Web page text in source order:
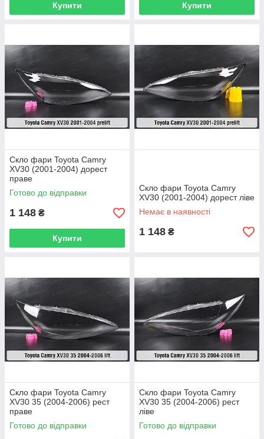
Купити Купити
Скло фари Toyota Camry
XV30 (2001-2004) дорест
праве
Готово до відправки
1 148 ₴
Купити
Скло фари Toyota Camry
XV30 (2001-2004) дорест ліве
Немає в наявності
1 148 ₴
Скло фари Toyota Camry
XV30 35 (2004-2006) рест
праве
Готово до відправки
Скло фари Toyota Camry
XV30 35 (2004-2006) рест
ліве
Готово до відправки